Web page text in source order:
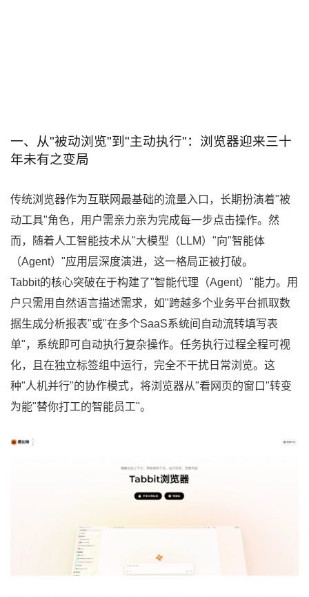
一、从"被动浏览"到"主动执行"：浏览器迎来三十
年未有之变局
传统浏览器作为互联网最基础的流量入口，长期扮演着"被
动工具"角色，用户需亲力亲为完成每一步点击操作。然
而，随着人工智能技术从"大模型（LLM）"向"智能体
（Agent）"应用层深度演进，这一格局正被打破。
Tabbit的核心突破在于构建了"智能代理（Agent）"能力。用
户只需用自然语言描述需求，如"跨越多个业务平台抓取数
据生成分析报表"或"在多个SaaS系统间自动流转填写表
单"，系统即可自动执行复杂操作。任务执行过程全程可视
化，且在独立标签组中运行，完全不干扰日常浏览。这
种"人机并行"的协作模式，将浏览器从"看网页的窗口"转变
为能"替你打工的智能员工"。